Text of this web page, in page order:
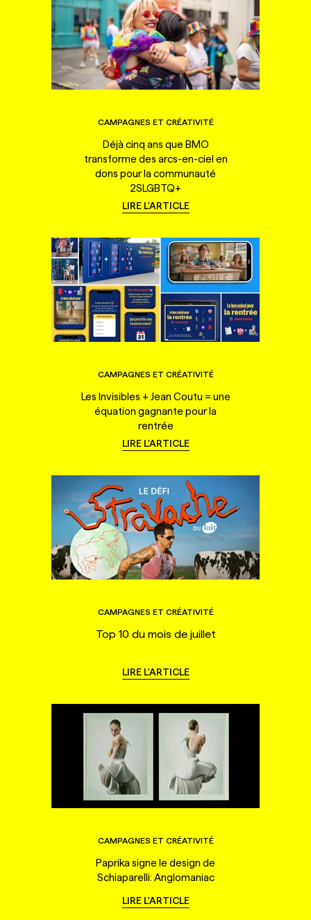
CAMPAGNES ET CRÉATIVITÉ
Déjà cinq ans que BMO
transforme des arcs-en-ciel en
dons pour la communauté
2SLGBTQ+
LIRE L'ARTICLE
CAMPAGNES ET CRÉATIVITÉ
Les Invisibles + Jean Coutu = une
équation gagnante pour la
rentrée
LIRE L'ARTICLE
CAMPAGNES ET CRÉATIVITÉ
Top 10 du mois de juillet
LIRE L'ARTICLE
CAMPAGNES ET CRÉATIVITÉ
Paprika signe le design de
Schiaparelli: Anglomaniac
LIRE L'ARTICLE